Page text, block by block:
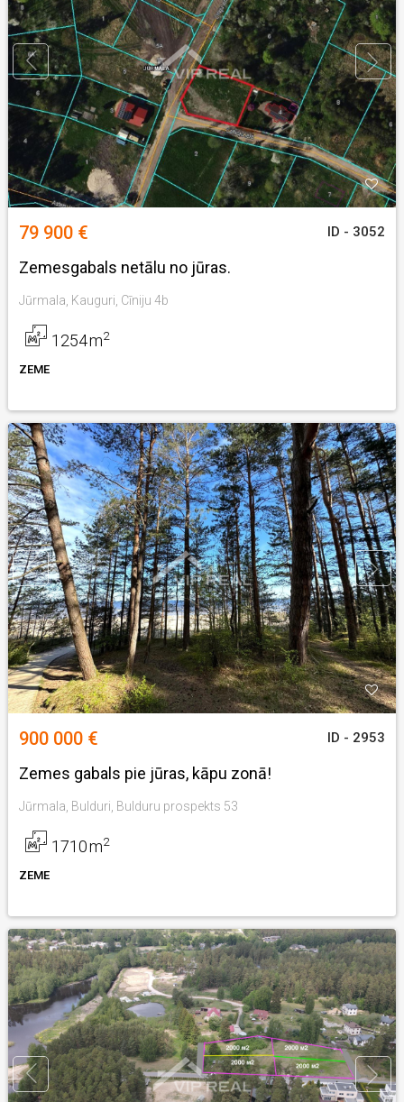
79 900 € ID - 3052
Zemesgabals netālu no jūras.
Jūrmala, Kauguri, Cīniju 4b
1254m2
ZEME
900 000 € ID - 2953
Zemes gabals pie jūras, kāpu zonā!
Jūrmala, Bulduri, Bulduru prospekts 53
1710m2
ZEME